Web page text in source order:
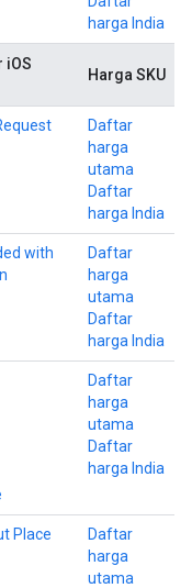
harga India
iOS
Harga SKU
Daftar
harga
utama
Daftar
harga India
with
Daftar
harga
utama
Daftar
harga India
Daftar
harga
utama
Daftar
harga India
Place
Daftar
harga
utama